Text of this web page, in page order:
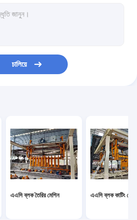
চালিয়ে
এএসি ব্লক তৈরির মেশিন এএসি ব্লক কাটিং